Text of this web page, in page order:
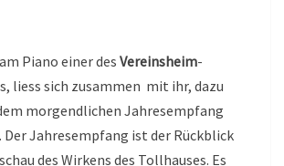
Piano einer des Vereinsheim-
liess sich zusammen mit ihr, dazu
morgendlichen Jahresempfang
Jahresempfang ist der Rückblick
des Wirkens des Tollhauses. Es